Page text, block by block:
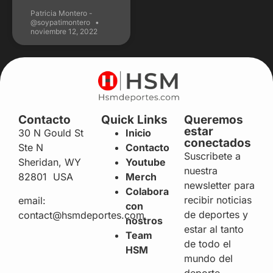
Patricia Montero -
@soypatimontero
noviembre 12, 2022
Contacto
30 N Gould St
Ste N
Sheridan, WY
82801 USA
email:
contact@hsmdeportes.com
Quick Links
Inicio
Contacto
Youtube
Merch
Colabora
con
nostros
Team
HSM
Queremos
estar
conectados
Suscribete a
nuestra
newsletter para
recibir noticias
de deportes y
estar al tanto
de todo el
mundo del